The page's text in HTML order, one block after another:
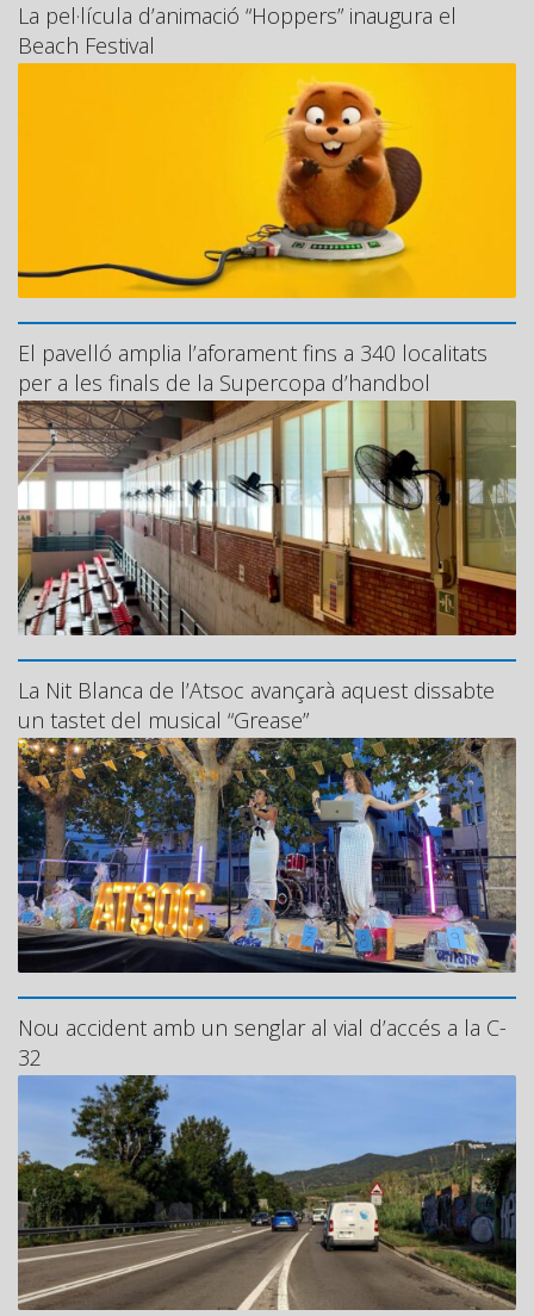
La pel·lícula d’animació “Hoppers” inaugura el
Beach Festival
El pavelló amplia l’aforament fins a 340 localitats
per a les finals de la Supercopa d’handbol
La Nit Blanca de l’Atsoc avançarà aquest dissabte
un tastet del musical “Grease”
Nou accident amb un senglar al vial d’accés a la C-
32